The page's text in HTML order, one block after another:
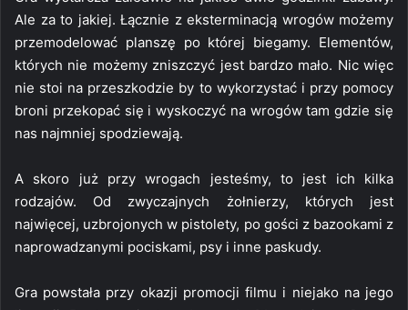
Ale za to jakiej. Łącznie z eksterminacją wrogów możemy
przemodelować planszę po której biegamy. Elementów,
których nie możemy zniszczyć jest bardzo mało. Nic więc
nie stoi na przeszkodzie by to wykorzystać i przy pomocy
broni przekopać się i wyskoczyć na wrogów tam gdzie się
nas najmniej spodziewają.
A skoro już przy wrogach jesteśmy, to jest ich kilka
rodzajów. Od zwyczajnych żołnierzy, których jest
najwięcej, uzbrojonych w pistolety, po gości z bazookami z
naprowadzanymi pociskami, psy i inne paskudy.
Gra powstała przy okazji promocji filmu i niejako na jego